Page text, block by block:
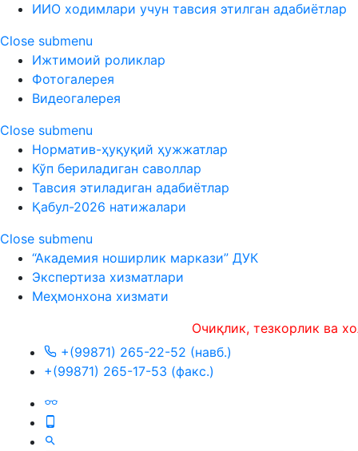
ИИО ходимлари учун тавсия этилган адабиётлар
Close submenu
Ижтимоий роликлар
Фотогалерея
Видеогалерея
Close submenu
Норматив-ҳуқуқий ҳужжатлар
Кўп бериладиган саволлар
Тавсия этиладиган адабиётлар
Қабул-2026 натижалари
Close submenu
“Академия ноширлик маркази” ДУК
Экспертиза хизматлари
Меҳмонхона хизмати
Очиқлик, тезкорлик ва
+(99871) 265-22-52 (навб.)
+(99871) 265-17-53 (факс.)